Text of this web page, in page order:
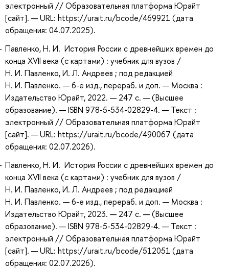
электронный // Образовательная платформа Юрайт
[сайт]. — URL: https://urait.ru/bcode/469921 (дата
обращения: 04.07.2025).
Павленко, Н. И. История России с древнейших времен до
конца XVII века (с картами) : учебник для вузов /
Н. И. Павленко, И. Л. Андреев ; под редакцией
Н. И. Павленко. — 6-е изд., перераб. и доп. — Москва :
Издательство Юрайт, 2022. — 247 с. — (Высшее
образование). — ISBN 978-5-534-02829-4. — Текст :
электронный // Образовательная платформа Юрайт
[сайт]. — URL: https://urait.ru/bcode/490067 (дата
обращения: 02.07.2026).
Павленко, Н. И. История России с древнейших времен до
конца XVII века (с картами) : учебник для вузов /
Н. И. Павленко, И. Л. Андреев ; под редакцией
Н. И. Павленко. — 6-е изд., перераб. и доп. — Москва :
Издательство Юрайт, 2023. — 247 с. — (Высшее
образование). — ISBN 978-5-534-02829-4. — Текст :
электронный // Образовательная платформа Юрайт
[сайт]. — URL: https://urait.ru/bcode/512051 (дата
обращения: 02.07.2026).